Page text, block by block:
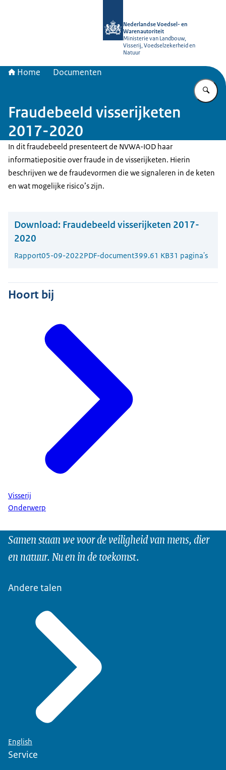
Nederlandse Voedsel- en
Warenautoriteit
Ministerie van Landbouw,
Visserij, Voedselzekerheid en
Natuur
Home Documenten
Fraudebeeld visserijketen
2017-2020
In dit fraudebeeld presenteert de NVWA-IOD haar
informatiepositie over fraude in de visserijketen. Hierin
beschrijven we de fraudevormen die we signaleren in de keten
en wat mogelijke risico’s zijn.
Download: Fraudebeeld visserijketen 2017-
2020
Rapport05-09-2022PDF-document399.61 KB31 pagina's
Hoort bij
Visserij
Onderwerp
Samen staan we voor de veiligheid van mens, dier
en natuur. Nu en in de toekomst.
Andere talen
English
Service